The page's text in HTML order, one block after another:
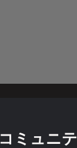
ミュニ